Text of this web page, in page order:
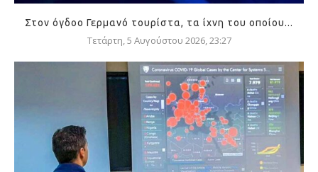
Στον όγδοο Γερμανό τουρίστα, τα ίχνη του οποίου...
Τετάρτη, 5 Αυγούστου 2026, 23:27